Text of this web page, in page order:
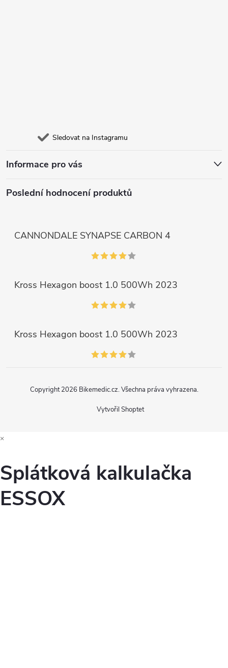
Sledovat na Instagramu
Informace pro vás
Poslední hodnocení produktů
CANNONDALE SYNAPSE CARBON 4
Kross Hexagon boost 1.0 500Wh 2023
Kross Hexagon boost 1.0 500Wh 2023
Vytvořil Shoptet
Copyright 2026 Bikemedic.cz. Všechna práva vyhrazena.
×
Splátková kalkulačka
ESSOX